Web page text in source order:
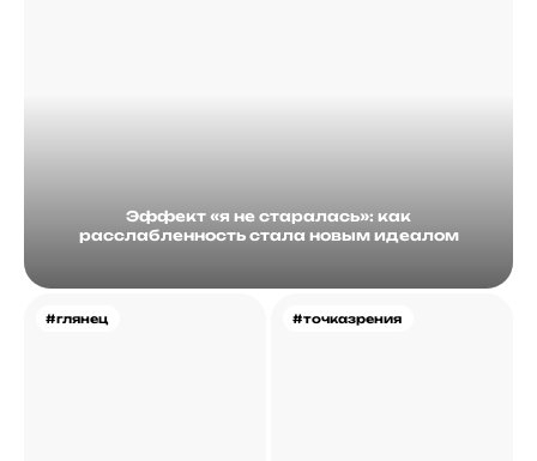
Эффект «я не старалась»: как
расслабленность стала новым идеалом
#глянец #точказрения